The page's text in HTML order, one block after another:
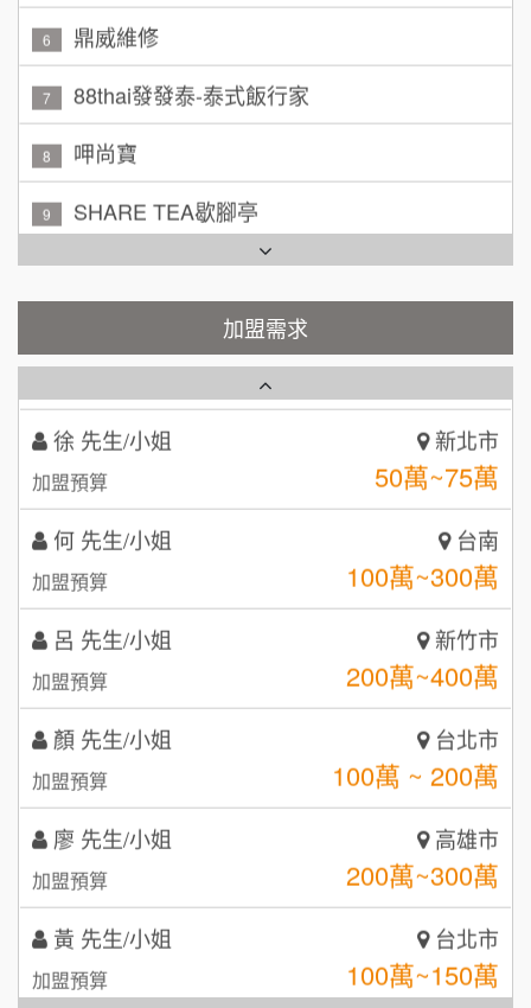
6 鼎威維修
7 88thai發發泰-泰式飯行家
8 呷尚寶
9 SHARE TEA歇腳亭
10 TEA TOP台灣第一味
Cozy coffee可集咖啡
3 秉宏小米甜甜圈
4 潮鍋癮
5 咖啡LOOK
6 鼎威維修
7 88thai發發泰-泰式飯行家
8 呷尚寶
9 SHARE TEA歇腳亭
10 TEA TOP台灣第一味
加盟需求
黃 先生/小姐
加盟預算 100萬~150萬
林 先生/小姐 屏東縣
加盟預算
吳 先生/小姐 屏東縣
加盟預算 100萬~200萬
加盟預算 100萬 ~150萬
徐 先生/小姐 新北市
加盟預算 50萬~75萬
何 先生/小姐 台南
加盟預算 100萬~300萬
呂 先生/小姐 新竹市
加盟預算 200萬~400萬
顏 先生/小姐 台北市
加盟預算 100萬 ~ 200萬
廖 先生/小姐 高雄市
加盟預算 200萬~300萬
黃 先生/小姐 台北市
加盟預算 100萬~150萬
【曉妍美妝】誠徵行政櫃檯
自助洗衣店誠徵代洗收送人員(台中市)
MUSHEN徵SPA美容芳療師
日十。早午食加盟說明會
拾鑶火鍋加盟說明會
全家加盟說明會